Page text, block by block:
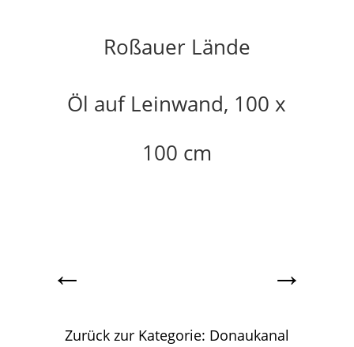
Roßauer Lände
Öl auf Leinwand, 100 x
100 cm
← →
Zurück zur Kategorie: Donaukanal